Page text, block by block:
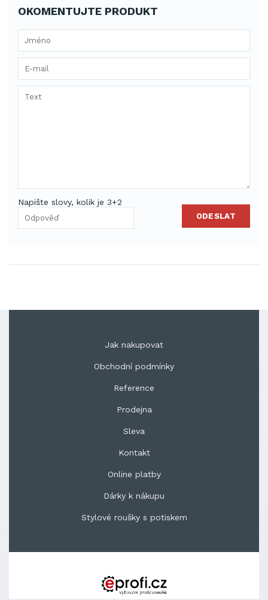
OKOMENTUJTE PRODUKT
Napište slovy, kolik je 3+2
ODESLAT
Jak nakupovat
Obchodní podmínky
Reference
Prodejna
Sleva
Kontakt
Online platby
Dárky k nákupu
Stylové roušky s potiskem